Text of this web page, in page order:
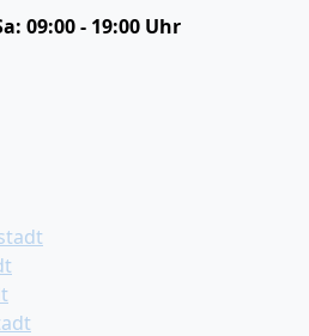
09:00 - 19:00 Uhr